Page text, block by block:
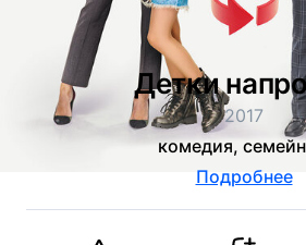
Детки
2017
комедия,
Подробнее